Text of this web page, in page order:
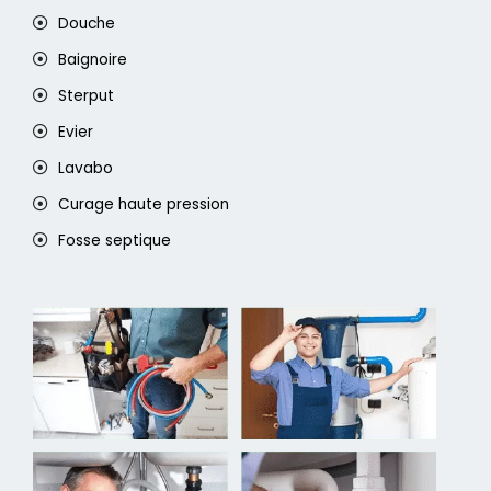
Douche
Baignoire
Sterput
Evier
Lavabo
Curage haute pression
Fosse septique